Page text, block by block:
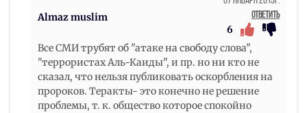
Almaz muslim
Ответить
6
Все СМИ трубят об "атаке на свободу слова",
"террористах Аль-Каиды", и пр. но ни кто не
сказал, что нельзя публиковать оскорбления на
пророков. Теракты- это конечно не решение
проблемы, т. к. общество которое спокойно